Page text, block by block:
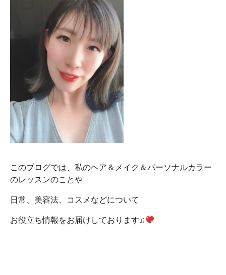
このブログでは、私のヘア＆メイク＆パーソナルカラー
のレッスンのことや
日常、美容法、コスメなどについて
お役立ち情報をお届けしております♫